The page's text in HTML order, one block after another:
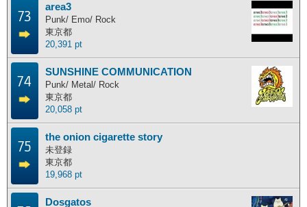
73
area3
Punk/ Emo/ Rock
東京都
20,391 pt
74
SUNSHINE COMMUNICATION
Punk/ Metal/ Rock
東京都
20,058 pt
75
the onion cigarette story
未登録
東京都
19,968 pt
Dosgatos